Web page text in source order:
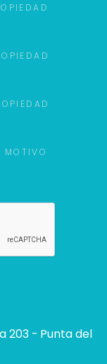
MOTIVO
203 - Punta del